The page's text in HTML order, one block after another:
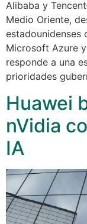
Alibaba y
Medio Oriente,
estadounidenses
Microsoft Azure
responde a una
prioridades
Huawei
nVidia
IA